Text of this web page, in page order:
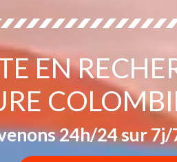
EN
24h/24 sur 7j/